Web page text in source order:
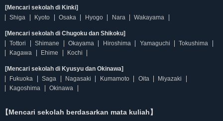
[Mencari sekolah di Kinki]
Shiga
Kyoto Osaka Hyogo Nara Wakayama
[Mencari sekolah di Chugoku dan Shikoku]
Tottori
Shimane Okayama Hiroshima Yamaguchi
Tokushima
Kagawa
Ehime Kochi
[Mencari sekolah di Kyusyu dan Okinawa]
Fukuoka
Saga Nagasaki Kumamoto Oita
Miyazaki
Kagoshima
Okinawa
【Mencari sekolah berdasarkan mata kuliah】